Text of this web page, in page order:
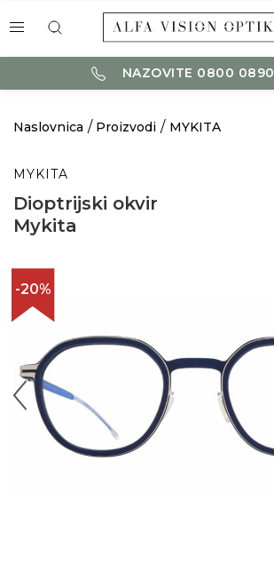
NAZOVITE 0800 0890
Naslovnica Proizvodi MYKITA
MYKITA
Dioptrijski okvir
Mykita
-20%